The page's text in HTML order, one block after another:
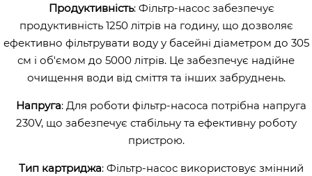
Продуктивність: Фільтр-насос забезпечує
продуктивність 1250 літрів на годину, що дозволяє
ефективно фільтрувати воду у басейні діаметром до 305
см і об'ємом до 5000 літрів. Це забезпечує надійне
очищення води від сміття та інших забруднень.
Напруга: Для роботи фільтр-насоса потрібна напруга
230V, що забезпечує стабільну та ефективну роботу
пристрою.
Тип картриджа: Фільтр-насос використовує змінний